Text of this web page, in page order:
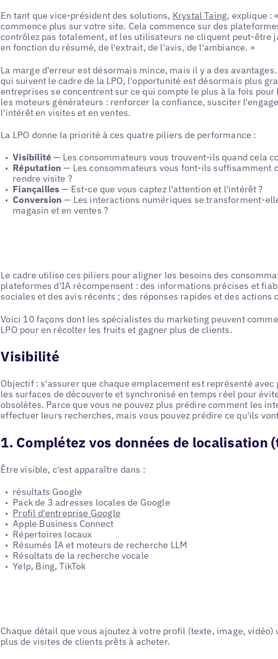
En tant que vice-président des solutions, Krystal Taing, explique :
commence plus sur votre site. Cela commence sur des
contrôlez pas totalement, et les utilisateurs ne cliquent peut-être
en fonction du résumé, de l'extrait, de l'avis, de l'ambiance. »
La marge d'erreur est désormais mince, mais il y a des
qui suivent le cadre de la LPO, l'opportunité est désormais plus
entreprises se concentrent sur ce qui compte le plus à la fois
les moteurs générateurs : renforcer la confiance, susciter
l'intérêt en visites et en ventes.
La LPO donne la priorité à ces quatre piliers de performance :
Visibilité— Les consommateurs vous trouvent-ils quand cela
Réputation — Les consommateurs vous font-ils suffisamment
rendre visite ?
Fiançailles— Est-ce que vous captez l'attention et l'intérêt ?
Conversion — Les interactions numériques se transforment-
magasin et en ventes ?
Le cadre utilise ces piliers pour aligner les besoins des
plateformes d'IA récompensent : des informations précises et
sociales et des avis récents ; des réponses rapides et des actions
Voici 10 façons dont les spécialistes du marketing peuvent
LPO pour en récolter les fruits et gagner plus de clients.
Visibilité
Objectif : s'assurer que chaque emplacement est représenté
les surfaces de découverte et synchronisé en temps réel pour
obsolètes. Parce que vous ne pouvez plus prédire comment les
effectuer leurs recherches, mais vous pouvez prédire ce qu'ils
1. Complétez vos données de localisation
Être visible, c'est apparaître dans :
résultats Google
Pack de 3 adresses locales de Google
Profil d'entreprise Google
Apple Business Connect
Répertoires locaux
Résumés IA et moteurs de recherche LLM
Résultats de la recherche vocale
Yelp, Bing, TikTok
Chaque détail que vous ajoutez à votre profil (texte, image, vidéo)
plus de visites de clients prêts à acheter.